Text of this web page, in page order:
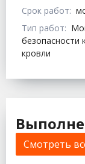
Срок работ:
Тип работ:
безопасности
кровли
Смотреть